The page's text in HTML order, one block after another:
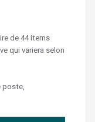
de 44 items
qui variera selon
poste,